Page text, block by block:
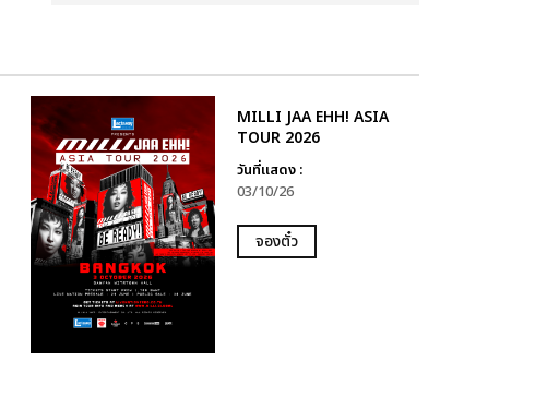
MILLI JAA EHH! ASIA
TOUR 2026
วันที่แสดง :
03/10/26
จองตั๋ว